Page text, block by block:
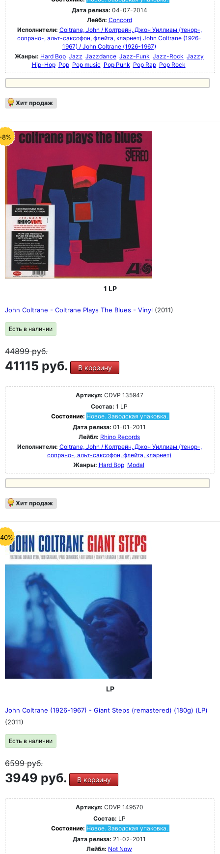
Дата релиза: 04-07-2014
Лейбл: Concord
Исполнители: Coltrane, John / Колтрейн, Джон Уиллиам (тенор-,
сопрано-, альт-саксофон, флейта, кларнет) John Coltrane (1926-
1967) / John Coltrane (1926-1967)
Жанры: Hard Bop Jazz Jazzdance Jazz-Funk Jazz-Rock Jazzy
Hip-Hop Pop Pop music Pop Punk Pop Rap Pop Rock
Хит продаж
8%
1 LP
John Coltrane - Coltrane Plays The Blues - Vinyl (2011)
Есть в наличии
44899руб.
41115 руб. В корзину
Артикул: CDVP 135947
Состав: 1 LP
Состояние: Новое. Заводская упаковка.
Дата релиза: 01-01-2011
Лейбл: Rhino Records
Исполнители: Coltrane, John / Колтрейн, Джон Уиллиам (тенор-,
сопрано-, альт-саксофон, флейта, кларнет)
Жанры: Hard Bop Modal
Хит продаж
LP
John Coltrane (1926-1967) - Giant Steps (remastered) (180g) (LP)
(2011)
Есть в наличии
6599руб.
3949 руб. В корзину
Артикул: CDVP 149570
Состав: LP
Состояние: Новое. Заводская упаковка.
Дата релиза: 21-02-2011
Лейбл: Not Now